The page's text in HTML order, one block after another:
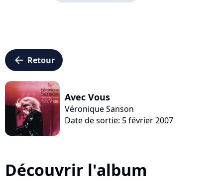
arrow_left Retour
Avec Vous
Véronique Sanson
Date de sortie: 5 février 2007
Découvrir l'album